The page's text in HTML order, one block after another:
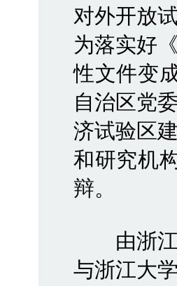
对外开放
为落实好
性文件变
自治区党
济试验区
和研究机
辩。
由浙
与浙江大